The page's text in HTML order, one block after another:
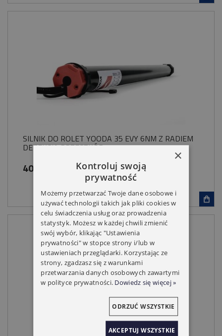
SILNIK DO ROLET YOODA 35 EVY 6NM Z RADIEM
DETEKCJA PRZESZKÓD
409,00 zł
×
Kontroluj swoją
prywatność
Możemy przetwarzać Twoje dane osobowe i
używać technologii takich jak pliki cookies w
celu świadczenia usług oraz prowadzenia
statystyk. Możesz w każdej chwili zmienić
swój wybór, klikając "Ustawienia
prywatności" w stopce strony i/lub w
ustawieniach przeglądarki. Korzystając ze
strony, zgadzasz się z warunkami
przetwarzania danych osobowych zawartymi
w polityce prywatności. Dowiedz się więcej »
AKCEPTUJ WSZYSTKIE
ODRZUĆ WSZYSTKIE